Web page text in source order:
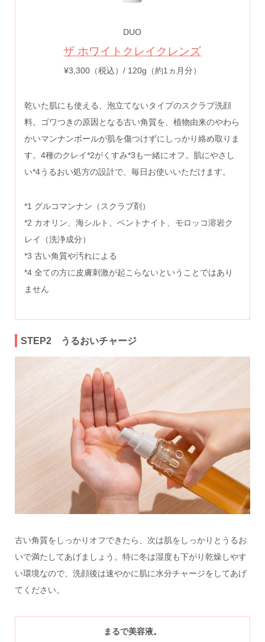
DUO
ザ ホワイトクレイクレンズ
¥3,300（税込）/ 120g（約1ヵ月分）
乾いた肌にも使える、泡立てないタイプのスクラブ洗顔
料。ゴワつきの原因となる古い角質を、植物由来のやわら
かいマンナンボールが肌を傷つけずにしっかり絡め取りま
す。4種のクレイ*2がくすみ*3も一緒にオフ。肌にやさし
い*4うるおい処方の設計で、毎日お使いいただけます。
*1 グルコマンナン（スクラブ剤）
*2 カオリン、海シルト、ベントナイト、モロッコ溶岩ク
レイ（洗浄成分）
*3 古い角質や汚れによる
*4 全ての方に皮膚刺激が起こらないということではあり
ません
STEP2 うるおいチャージ
古い角質をしっかりオフできたら、次は肌をしっかりとうるお
いで満たしてあげましょう。特に冬は湿度も下がり乾燥しやす
い環境なので、洗顔後は速やかに肌に水分チャージをしてあげ
てください。
まるで美容液。